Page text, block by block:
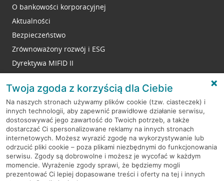
O bankowości korporacyjnej
Aktualności
Bezpieczeństwo
Zrównoważony rozwój i ESG
Dyrektywa MIFID II
RODO
Regulamin serwisu
Mapa serwisu
PolitykaCookies
Twoja zgoda z korzyścią dla Ciebie
Na naszych stronach używamy plików cookie (tzw. ciasteczek) i
innych technologii, aby zapewnić prawidłowe działanie serwisu,
dostosowywać jego zawartość do Twoich potrzeb, a także
dostarczać Ci spersonalizowane reklamy na innych stronach
internetowych. Możesz wyrazić zgodę na wykorzystywanie lub
odrzucić pliki cookie – poza plikami niezbędnymi do funkcjonowania
serwisu. Zgody są dobrowolne i możesz je wycofać w każdym
momencie. Wyrażenie zgody sprawi, że będziemy mogli
prezentować Ci lepiej dopasowane treści i oferty na tej i innych